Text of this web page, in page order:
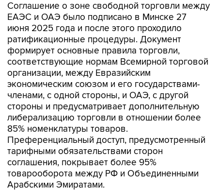
Соглашение о зоне свободной торговли между
ЕАЭС и ОАЭ было подписано в Минске 27
июня 2025 года и после этого проходило
ратификационные процедуры. Документ
формирует основные правила торговли,
соответствующие нормам Всемирной торговой
организации, между Евразийским
экономическим союзом и его государствами-
членами, с одной стороны, и ОАЭ, с другой
стороны и предусматривает дополнительную
либерализацию торговли в отношении более
85% номенклатуры товаров.
Преференциальный доступ, предусмотренный
тарифными обязательствами сторон
соглашения, покрывает более 95%
товарооборота между РФ и Объединенными
Арабскими Эмиратами.